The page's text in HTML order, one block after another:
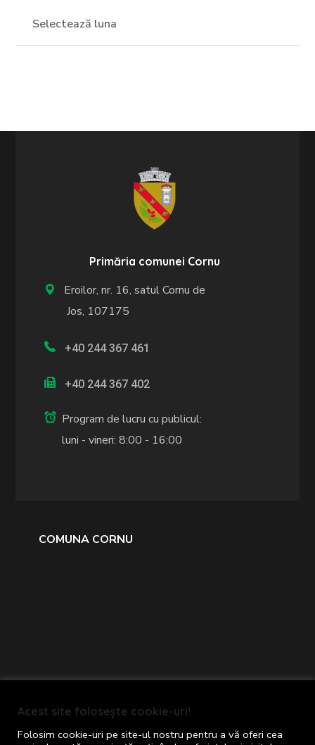
Primăria comunei Cornu
Eroilor, nr. 16, satul Cornu de
Jos, 107175
+40 244 367 461
+40 244 367 402
Program de lucru cu publicul:
luni - vineri: 8:00 - 16:00
COMUNA CORNU
Toate drepturile rezervate
Acest site folosește cookie-uri!
Folosim cookie-uri pe site-ul nostru pentru a vă oferi cea